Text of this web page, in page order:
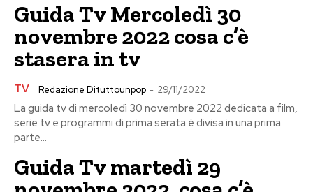
Guida Tv Mercoledì 30
novembre 2022 cosa c’è
stasera in tv
TV Redazione Dituttounpop - 29/11/2022
La guida tv di mercoledì 30 novembre 2022 dedicata a film,
serie tv e programmi di prima serata è divisa in una prima
parte...
Guida Tv martedì 29